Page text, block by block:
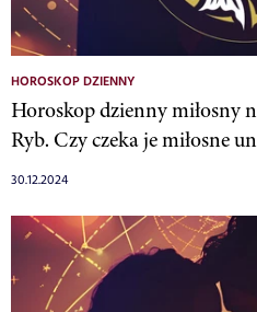
HOROSKOP DZIENNY
Horoskop dzienny miłosny
Ryb. Czy czeka je miłosne
30.12.2024